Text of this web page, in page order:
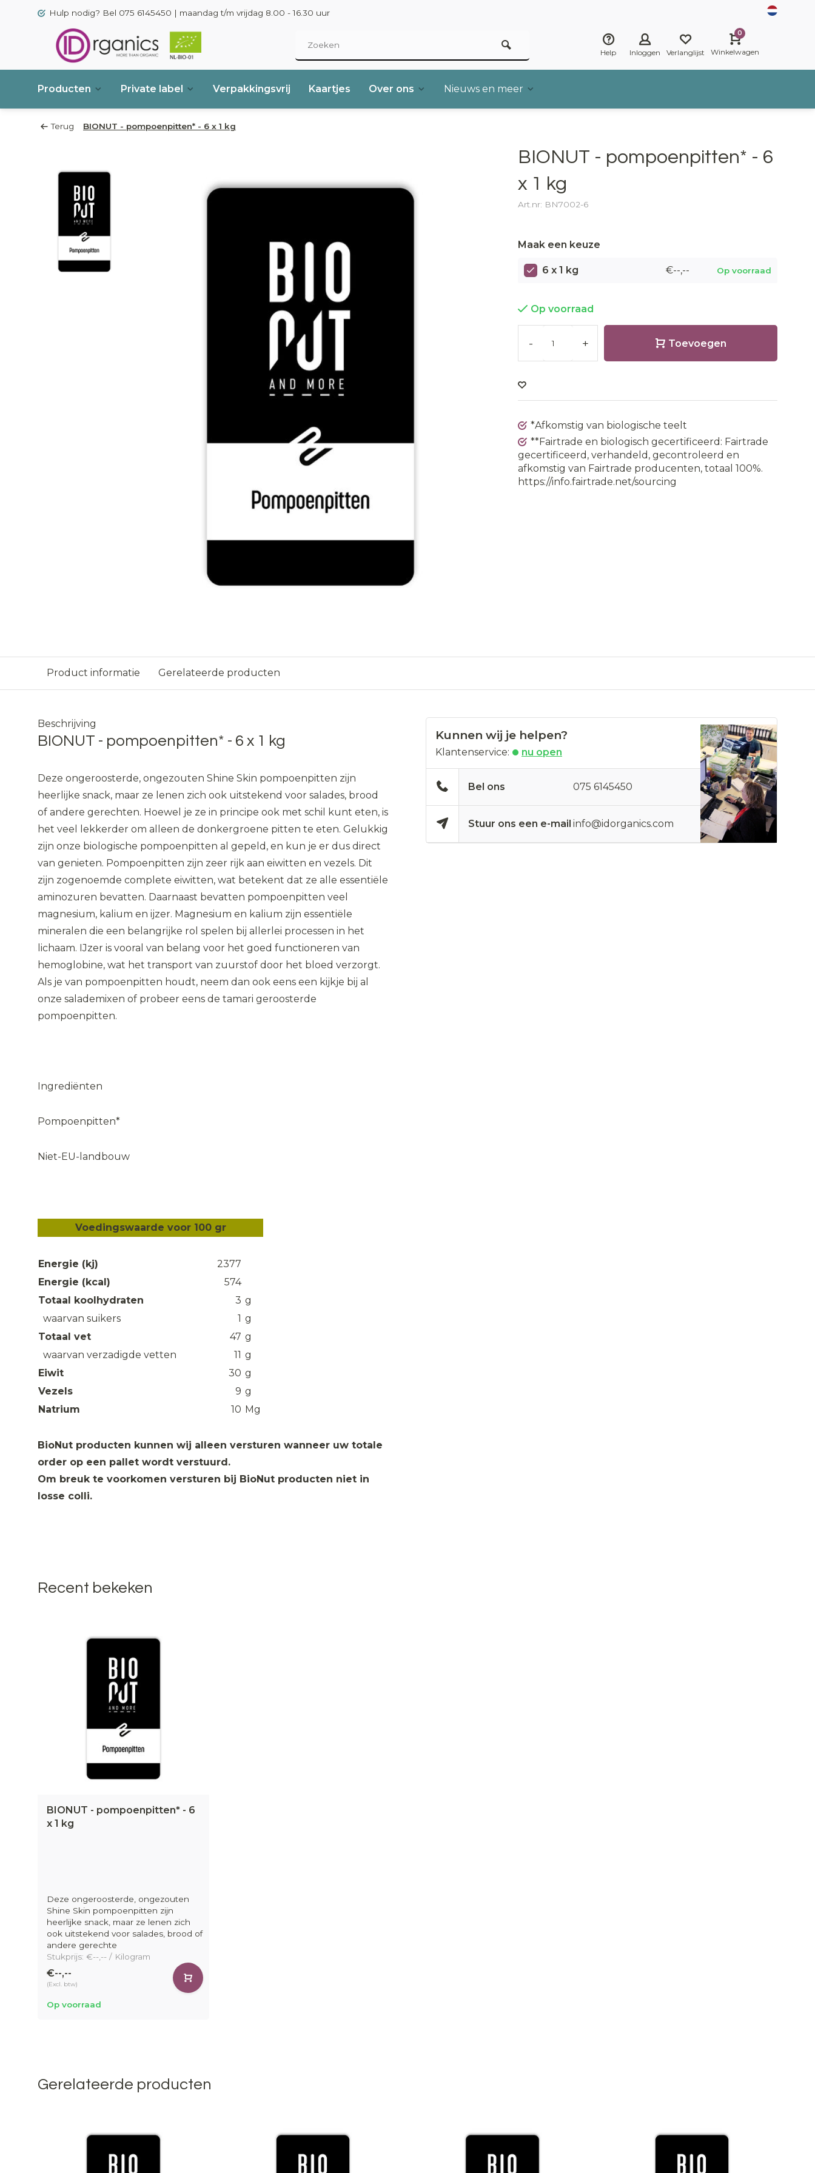
Hulp nodig? Bel 075 6145450 | maandag t/m vrijdag 8.00 - 16.30 uur
Help Inloggen Verlanglijst
0
Winkelwagen
Producten Private label Verpakkingsvrij Kaartjes Over ons Nieuws en meer
Terug BIONUT - pompoenpitten* - 6 x 1 kg
BIONUT - pompoenpitten* - 6
x 1 kg
Art.nr: BN7002-6
Maak een keuze
6 x 1 kg €--,-- Op voorraad
Op voorraad
- + Toevoegen
*Afkomstig van biologische teelt
**Fairtrade en biologisch gecertificeerd: Fairtrade
gecertificeerd, verhandeld, gecontroleerd en
afkomstig van Fairtrade producenten, totaal 100%.
https://info.fairtrade.net/sourcing
Product informatie Gerelateerde producten
Beschrijving
BIONUT - pompoenpitten* - 6 x 1 kg
Deze ongeroosterde, ongezouten Shine Skin pompoenpitten zijn
heerlijke snack, maar ze lenen zich ook uitstekend voor salades, brood
of andere gerechten. Hoewel je ze in principe ook met schil kunt eten, is
het veel lekkerder om alleen de donkergroene pitten te eten. Gelukkig
zijn onze biologische pompoenpitten al gepeld, en kun je er dus direct
van genieten. Pompoenpitten zijn zeer rijk aan eiwitten en vezels. Dit
zijn zogenoemde complete eiwitten, wat betekent dat ze alle essentiële
aminozuren bevatten. Daarnaast bevatten pompoenpitten veel
magnesium, kalium en ijzer. Magnesium en kalium zijn essentiële
mineralen die een belangrijke rol spelen bij allerlei processen in het
lichaam. IJzer is vooral van belang voor het goed functioneren van
hemoglobine, wat het transport van zuurstof door het bloed verzorgt.
Als je van pompoenpitten houdt, neem dan ook eens een kijkje bij al
onze salademixen of probeer eens de tamari geroosterde
pompoenpitten.
Ingrediënten
Pompoenpitten*
Niet-EU-landbouw
Voedingswaarde voor 100 gr
Energie (kj)
2377
Energie (kcal)
574
Totaal koolhydraten
3 g
waarvan suikers
1 g
Totaal vet
47 g
waarvan verzadigde vetten
11 g
Eiwit
30 g
Vezels
9 g
Natrium
10 Mg
BioNut producten kunnen wij alleen versturen wanneer uw totale
order op een pallet wordt verstuurd.
Om breuk te voorkomen versturen bij BioNut producten niet in
losse colli.
Kunnen wij je helpen?
Klantenservice: nu open
Bel ons 075 6145450
Stuur ons een e-mail info@idorganics.com
Recent bekeken
BIONUT - pompoenpitten* - 6
x 1 kg
Deze ongeroosterde, ongezouten
Shine Skin pompoenpitten zijn
heerlijke snack, maar ze lenen zich
ook uitstekend voor salades, brood of
andere gerechte
Stukprijs: €--,-- / Kilogram
€--,--
(Excl. btw)
Op voorraad
Gerelateerde producten